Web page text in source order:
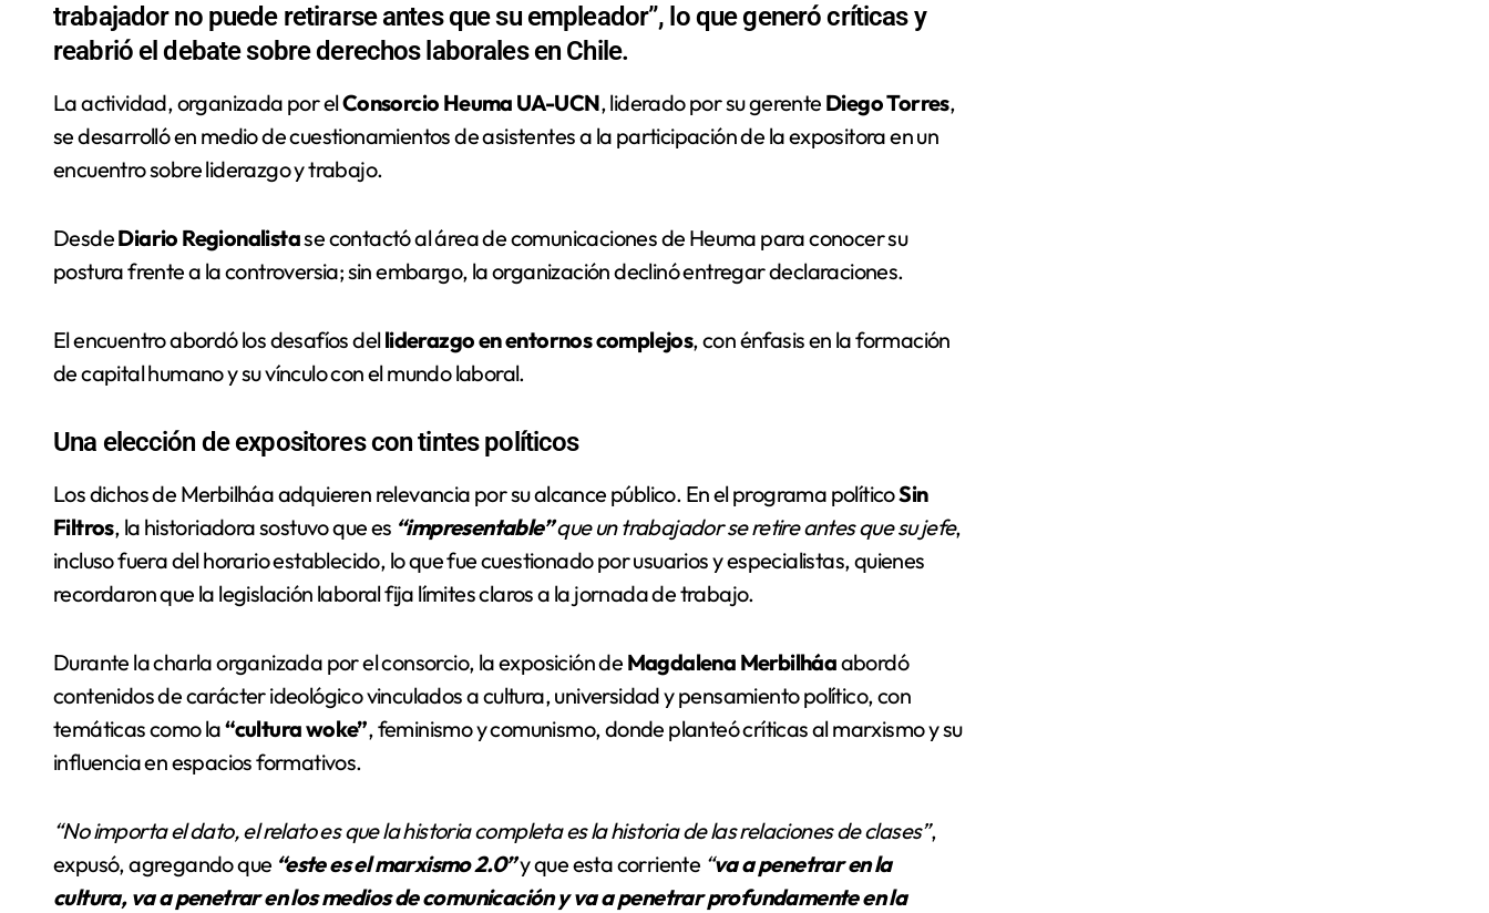
trabajador no puede retirarse antes que su empleador”, lo que generó críticas y
reabrió el debate sobre derechos laborales en Chile.
La actividad, organizada por elConsorcio Heuma UA-UCN, liderado por su gerente Diego Torres,
se desarrolló en medio de cuestionamientos de asistentes a la participación de la expositora en un
encuentro sobre liderazgo y trabajo.
DesdeDiario Regionalistase contactó al área de comunicaciones de Heuma para conocer su
postura frente a la controversia; sin embargo, la organización declinó entregar declaraciones.
El encuentro abordó los desafíos delliderazgo en entornos complejos, con énfasis en la formación
de capital humano y su vínculo con el mundo laboral.
Una elección de expositores con tintes políticos
Los dichos de Merbilháa adquieren relevancia por su alcance público. En el programa políticoSin
Filtros, la historiadora sostuvo que es “impresentable”que un trabajador se retire antes que su jefe,
incluso fuera del horario establecido, lo que fue cuestionado por usuarios y especialistas, quienes
recordaron que la legislación laboral fija límites claros a la jornada de trabajo.
Durante la charla organizada por el consorcio, la exposición de Magdalena Merbilháaabordó
contenidos de carácter ideológico vinculados a cultura, universidad y pensamiento político, con
temáticas como la“cultura woke”, feminismo y comunismo, donde planteó críticas al marxismo y su
influencia en espacios formativos.
“No importa el dato, el relato es que la historia completa es la historia de las relaciones de clases”,
expusó, agregando que “este es el marxismo 2.0”y que esta corriente “va a penetrar en la
cultura, va a penetrar en los medios de comunicación y va a penetrar profundamente en la